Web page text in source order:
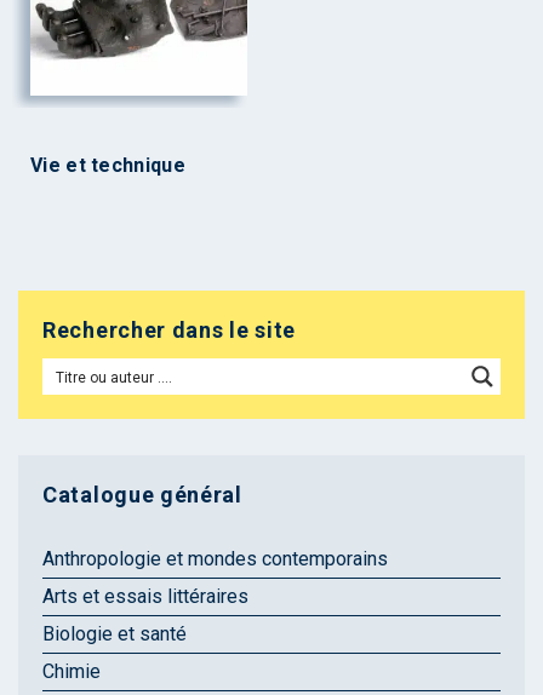
Vie et technique
Rechercher dans le site
Catalogue général
Anthropologie et mondes contemporains
Arts et essais littéraires
Biologie et santé
Chimie